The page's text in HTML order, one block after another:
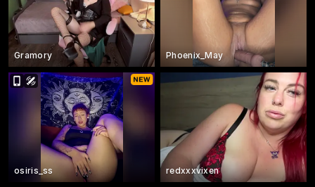
Gramory Phoenix_May
osiris_ss redxxxvixen